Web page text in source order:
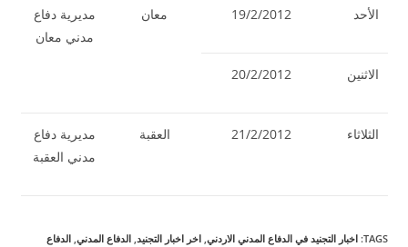
الأحد 19/2/2012 معان
مديرية دفاع
مدني معان
الاثنين 20/2/2012
الثلاثاء 21/2/2012 العقبة
مديرية دفاع
مدني العقبة
TAGS
:اخبار التجنيد في الدفاع المدني الاردني اخر اخبار التجنيد الدفاع المدني الدفاع